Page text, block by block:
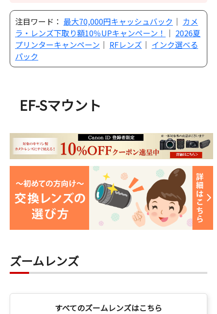
注目ワード： 最大70,000円キャッシュバック ｜ カメ
ラ・レンズ下取り額10％UPキャンペーン！
｜ 2026夏
プリンターキャンペーン ｜ RFレンズ ｜ インク選べる
パック
EF-Sマウント
ズームレンズ
すべてのズームレンズはこちら